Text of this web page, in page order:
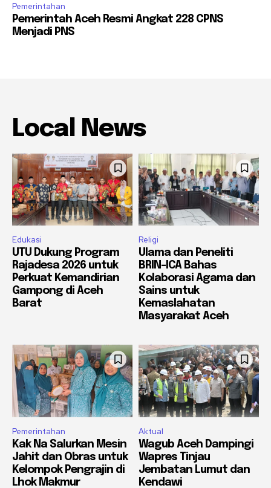
Pemerintahan
Pemerintah Aceh Resmi Angkat 228 CPNS
Menjadi PNS
Local News
Edukasi
UTU Dukung Program
Rajadesa 2026 untuk
Perkuat Kemandirian
Gampong di Aceh
Barat
Religi
Ulama dan Peneliti
BRIN-ICA Bahas
Kolaborasi Agama dan
Sains untuk
Kemaslahatan
Masyarakat Aceh
Pemerintahan
Kak Na Salurkan Mesin
Jahit dan Obras untuk
Kelompok Pengrajin di
Lhok Makmur
Aktual
Wagub Aceh Dampingi
Wapres Tinjau
Jembatan Lumut dan
Kendawi